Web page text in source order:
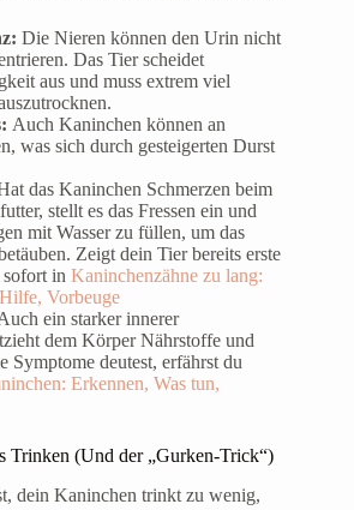
Die Nieren können den Urin nicht
Das Tier scheidet
aus und muss extrem viel
Auch Kaninchen können an
was sich durch gesteigerten Durst
das Kaninchen Schmerzen beim
stellt es das Fressen ein und
mit Wasser zu füllen, um das
Zeigt dein Tier bereits erste
sofort in Kaninchenzähne zu lang:
Vorbeuge
ein starker innerer
dem Körper Nährstoffe und
Symptome deutest, erfährst du
Erkennen, Was tun,
Trinken (Und der „Gurken-Trick“)
dein Kaninchen trinkt zu wenig,